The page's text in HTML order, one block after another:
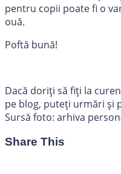
pentru copii poate fi o
ouă.
Poftă bună!
Dacă doriți să fiți la
pe blog, puteți urmări și
Sursă foto: arhiva
Share This